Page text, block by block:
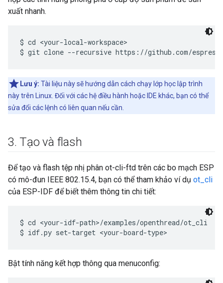
xuất nhanh.
$ cd <your-local-workspace>
Lưu ý: Tài liệu này sẽ hướng dẫn cách chạy lớp học lập trình
này trên Linux. Đối với các hệ điều hành hoặc IDE khác, bạn có thể
sửa đổi các lệnh có liên quan nếu cần.
3. Tạo và flash
Để tạo và flash tệp nhị phân ot-cli-ftd trên các bo mạch ESP
có mô-đun IEEE 802.15.4, bạn có thể tham khảo ví dụ ot_cli
của ESP-IDF để biết thêm thông tin chi tiết:
$ cd <your-idf-path>/examples/openthread/ot_cli
Bật tính năng kết hợp thông qua menuconfig: